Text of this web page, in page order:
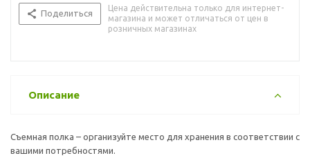
Поделиться
Цена действительна только для интернет-
магазина и может отличаться от цен в
розничных магазинах
Описание
Съемная полка – организуйте место для хранения в соответствии с
вашими потребностями.